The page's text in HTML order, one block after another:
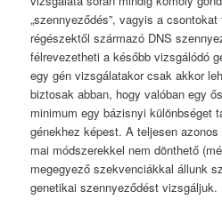
„szennyeződés”, vagyis a
régészektől származó DNS
félrevezetheti a később vizsgálódó
egy gén vizsgálatakor csak akkor
biztosak abban, hogy valóban egy
minimum egy bázisnyi különbséget
génekhez képest. A teljesen
mai módszerekkel nem dönthető
megegyező szekvenciákkal állunk
genetikai szennyeződést vizsgáljuk.